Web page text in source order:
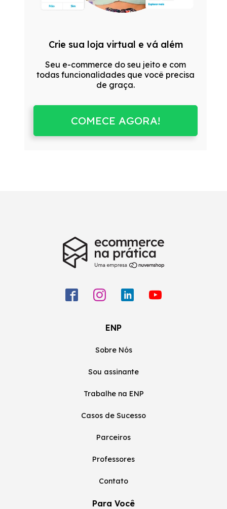
Crie sua loja virtual e vá além
Seu e-commerce do seu jeito e com
todas funcionalidades que você precisa
de graça.
COMECE AGORA!
ENP
Sobre Nós
Sou assinante
Trabalhe na ENP
Casos de Sucesso
Parceiros
Professores
Contato
Para Você